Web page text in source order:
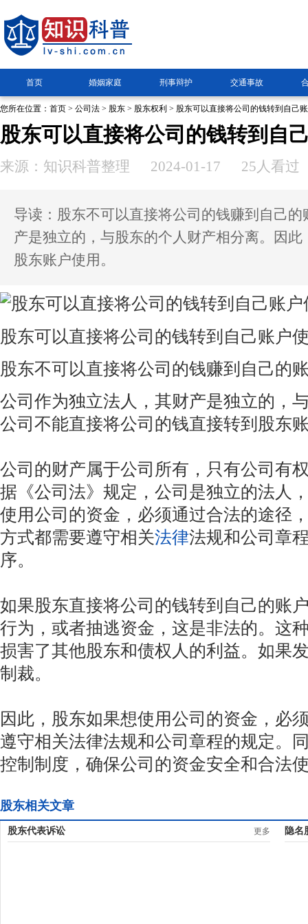
首页 婚姻家庭 刑事辩护 交通事故
您所在位置： 首页 > 公司法 > 股东 > 股东权利 > 股东可以直接将公司的钱转到自己
股东可以直接将公司的钱转到自
来源：知识科普整理 2024-01-17 25人看过
导读：股东不可以直接将公司的钱赚到自己
产是独立的，与股东的个人财产相分离。因
股东账户使用。
股东可以直接将公司的钱转到自己账户
股东不可以直接将公司的钱赚到自己的
公司作为独立法人，其财产是独立的，
公司不能直接将公司的钱直接转到股东
公司的财产属于公司所有，只有公司有
据《公司法》规定，公司是独立的法人
使用公司的资金，必须通过合法的途径
方式都需要遵守相关法律法规和公司章
序。
如果股东直接将公司的钱转到自己的账
行为，或者抽逃资金，这是非法的。这
损害了其他股东和债权人的利益。如果
制裁。
因此，股东如果想使用公司的资金，必
遵守相关法律法规和公司章程的规定。
控制制度，确保公司的资金安全和合法
股东相关文章
股东代表诉讼 更多 隐名